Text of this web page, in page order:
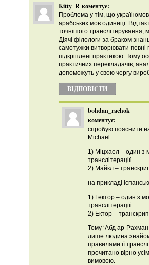
Kitty_R коментує:
Проблема у тім, що
арабських мов одиниці.
точнішого транслітерування,
Діячі філологи за браком
самотужки витворювати певні
підкріплені практикою. Тому
практичних перекладачів,
допоможуть у свою чергу
ВІДПОВІCТИ
bohdan_rachok
коментує:
спробую пояснити
Michael
1) Міцхаел – один з
транслітерації
2) Майкл –
на прикладі
1) Гектор – один з
транслітерації
2) Ектор –
Тому ‘Абд ар-
лише людина
правилами її
прочитано вірно
вимовою.